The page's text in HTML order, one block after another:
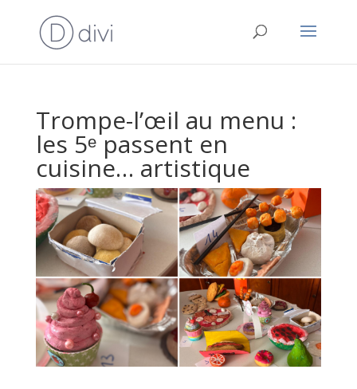
Trompe-l’œil au menu :
les 5ᵉ passent en
cuisine… artistique